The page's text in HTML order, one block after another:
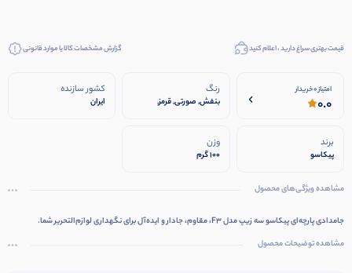
قیمت بهتری سراغ دارید ، اعلام کنید گزارش مشخصات کالا یا موارد قانونی
امتیاز 0 خریدار
0.0
رنگ
بنفش, صورتی, قرمز,
کشور سازنده
ایران
برند
پیکاسو
وزن
100 گرم
مشاهده ویژگی‌های محصول
جامدادی پارچه‌ای پیکاسو سه زیپ مدل F3، مقاوم، جادار و ایده‌آل برای نگهداری لوازم‌التحریر شما.
مشاهده توضیحات محصول